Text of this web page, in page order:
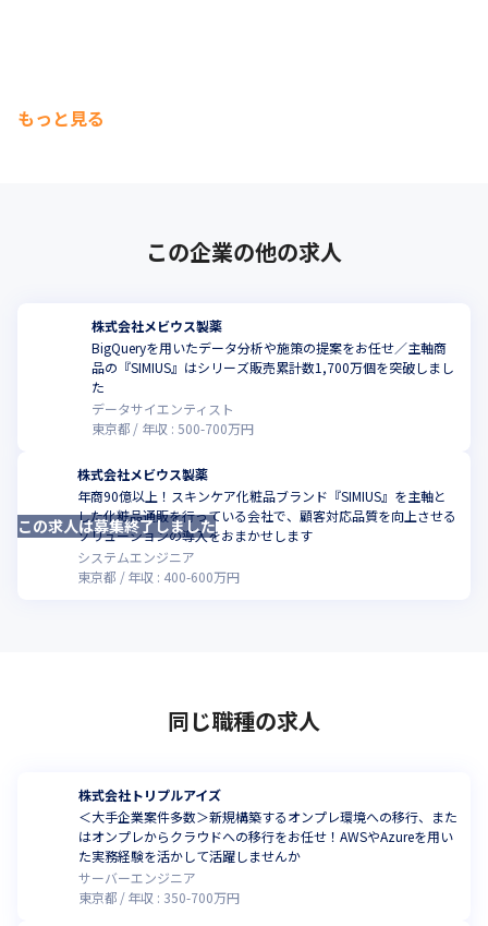
もっと見る
この企業の他の求人
株式会社メビウス製薬
BigQueryを用いたデータ分析や施策の提案をお任せ／主軸商
品の『SIMIUS』はシリーズ販売累計数1,700万個を突破しまし
た
データサイエンティスト
東京都
年収 : 500-700万円
株式会社メビウス製薬
年商90億以上！スキンケア化粧品ブランド『SIMIUS』を主軸と
した化粧品通販を行っている会社で、顧客対応品質を向上させる
ソリューションの導入をおまかせします
システムエンジニア
東京都
年収 : 400-600万円
この求人は募集終了しました
同じ職種の求人
株式会社トリプルアイズ
＜大手企業案件多数＞新規構築するオンプレ環境への移行、また
はオンプレからクラウドへの移行をお任せ！AWSやAzureを用い
た実務経験を活かして活躍しませんか
サーバーエンジニア
東京都
年収 : 350-700万円